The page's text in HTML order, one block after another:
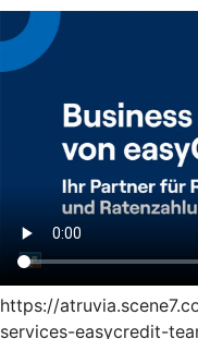
https://
services-easycredit-